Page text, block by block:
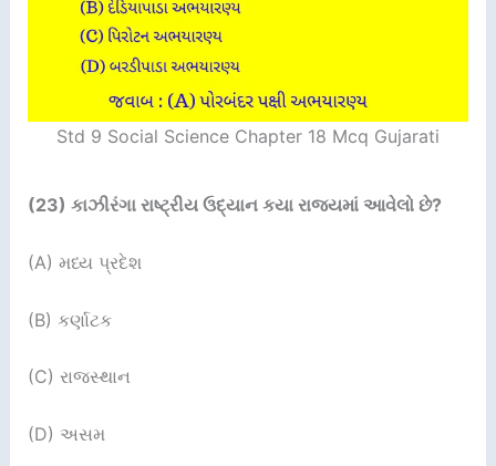
Std 9 Social Science Chapter 18 Mcq Gujarati
(23) કાઝીરંગા રાષ્ટ્રીય ઉદ્યાન કયા રાજ્યમાં આવેલો છે?
(A) મધ્ય પ્રદેશ
(B) કર્ણાટક
(C) રાજસ્થાન
(D) અસમ